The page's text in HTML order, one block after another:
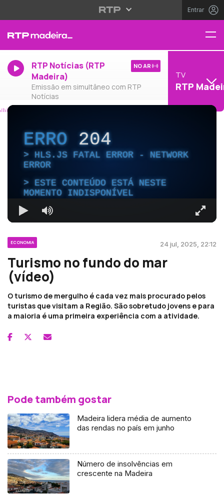
Entrar
RTP Notícias (RTP
Madeira)
Emissão em simultâneo com RTP
Notícias
NO AR
TV
RTP
ERRO204
HLS.JS FATAL ERROR - NETWORK
ERROR
ESTE CONTEÚDO ESTÁ NESTE
MOMENTO INDISPONÍVEL
ECONOMIA 24 jul, 2025, 22:12
Turismo no fundo do mar
(vídeo)
O turismo de mergulho é cada vez mais procurado pelos
turistas que visitam a Região. São sobretudo jovens e para
a maioria é uma primeira experiência com a atividade.
Pode também gostar
Madeira lidera média de aumento
das rendas no país em junho
Número de insolvências em
crescente na Madeira